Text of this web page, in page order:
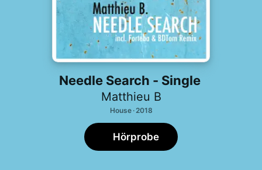
Needle Search - Single
Matthieu B
House · 2018
Hörprobe